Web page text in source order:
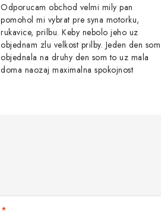
Odporucam obchod velmi mily pan
pomohol mi vybrat pre syna motorku,
rukavice, prilbu. Keby nebolo jeho uz
objednam zlu velkost prilby. Jeden den som
objednala na druhy den som to uz mala
doma naozaj maximalna spokojnost